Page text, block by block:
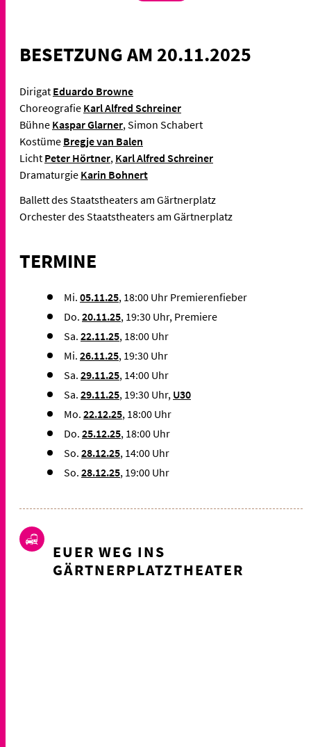
BESETZUNG AM 20.11.2025
Dirigat Eduardo Browne
Choreografie Karl Alfred Schreiner
Bühne Kaspar Glarner, Simon Schabert
Kostüme Bregje van Balen
Licht Peter Hörtner, Karl Alfred Schreiner
Dramaturgie Karin Bohnert
Ballett des Staatstheaters am Gärtnerplatz
Orchester des Staatstheaters am Gärtnerplatz
TERMINE
Mi. 05.11.25, 18:00 Uhr Premierenfieber
Do. 20.11.25, 19:30 Uhr, Premiere
Sa. 22.11.25, 18:00 Uhr
Mi. 26.11.25, 19:30 Uhr
Sa. 29.11.25, 14:00 Uhr
Sa. 29.11.25, 19:30 Uhr, U30
Mo. 22.12.25, 18:00 Uhr
Do. 25.12.25, 18:00 Uhr
So. 28.12.25, 14:00 Uhr
So. 28.12.25, 19:00 Uhr
EUER WEG INS
GÄRTNERPLATZTHEATER